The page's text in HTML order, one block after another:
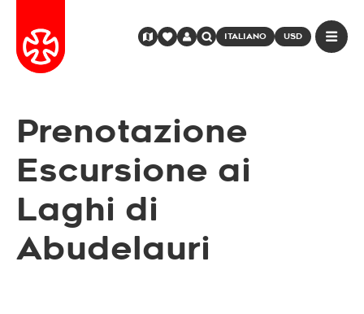
ITALIANO USD
Prenotazione
Escursione ai
Laghi di
Abudelauri